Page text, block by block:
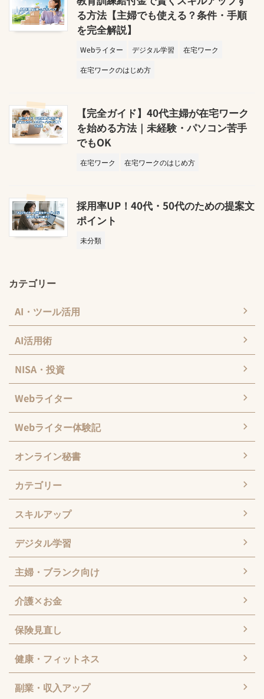
る方法【主婦でも使える？条件・手順
を完全解説】
Webライター デジタル学習
在宅ワーク
在宅ワークのはじめ方
【完全ガイド】40代主婦が在宅ワーク
を始める方法｜未経験・パソコン苦手
でもOK
在宅ワーク 在宅ワークのはじめ方
採用率UP！40代・50代のための提案文
ポイント
未分類
カテゴリー
AI・ツール活用
AI活用術
NISA・投資
Webライター
Webライター体験記
オンライン秘書
カテゴリー
スキルアップ
デジタル学習
主婦・ブランク向け
介護×お金
保険見直し
健康・フィットネス
副業・収入アップ